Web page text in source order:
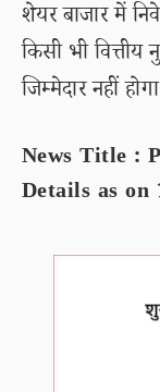
शेयर बाजार में
किसी भी वित्तीय
जिम्मेदार नहीं
News Title :
Details as